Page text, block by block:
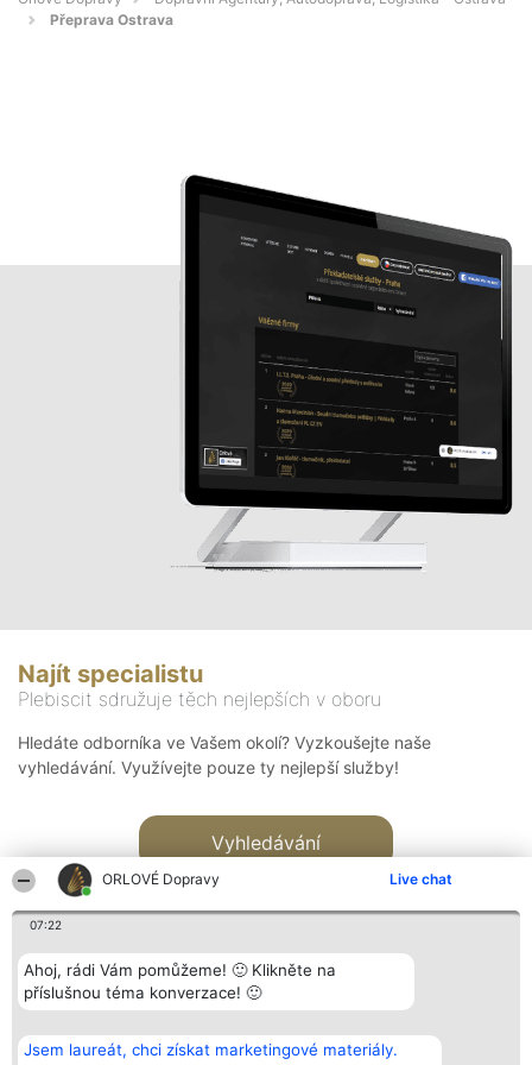
ORLOVÉ Dopravy Live chat
07:22
Ahoj, rádi Vám pomůžeme! 🙂 Klikněte na
příslušnou téma konverzace! 🙂
Jsem laureát, chci získat marketingové materiály.
Přeprava Ostrava
Najít specialistu
Plebiscit sdružuje těch nejlepších v oboru
Hledáte odborníka ve Vašem okolí? Vyzkoušejte naše
vyhledávání. Využívejte pouze ty nejlepší služby!
Vyhledávání
Bright Side Solutions sp. z o.
o. sp. k.
Vítězové
Seznam všech
Kontakt